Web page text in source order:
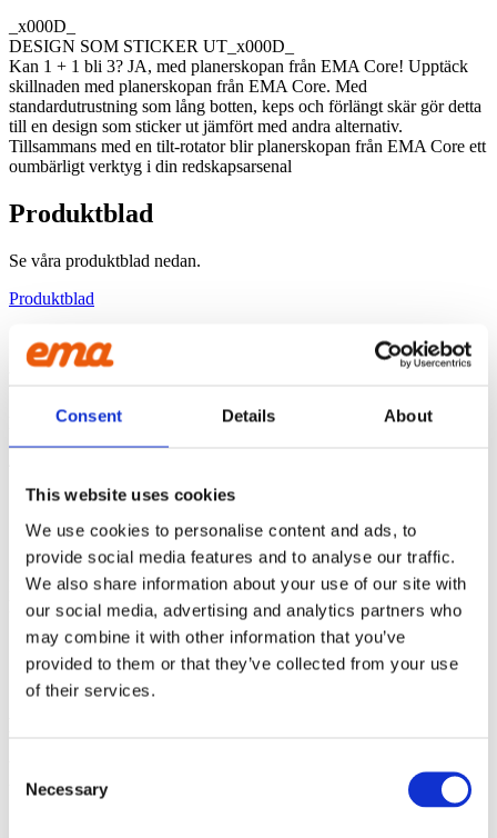
Consent Details About
This website uses cookies
We use cookies to personalise content and ads, to
provide social media features and to analyse our traffic.
We also share information about your use of our site with
our social media, advertising and analytics partners who
may combine it with other information that you’ve
provided to them or that they’ve collected from your use
of their services.
Selection
Necessary
_x000D_
DESIGN SOM STICKER UT_x000D_
Kan 1 + 1 bli 3? JA, med planerskopan från EMA Core! Upptäck
skillnaden med planerskopan från EMA Core. Med
standardutrustning som lång botten, keps och förlängt skär gör detta
till en design som sticker ut jämfört med andra alternativ.
Tillsammans med en tilt-rotator blir planerskopan från EMA Core ett
oumbärligt verktyg i din redskapsarsenal
Produktblad
Se våra produktblad nedan.
Produktblad
Hos oss på ema hittar du ett brett och uppskattat sortiment, med
Sveriges kanske största skopsortiment med modeller från 50 till
SNABBT VÄXANDE
Idag är vi Sveriges snabbast växande skopmärke. Under år 2020
levererade vi på ema över 3000 skopor till använder landet över.
Våra produkter är hållbart framtagna, inte endast vissa punktinsatser
utan i alla led – från början till slut.